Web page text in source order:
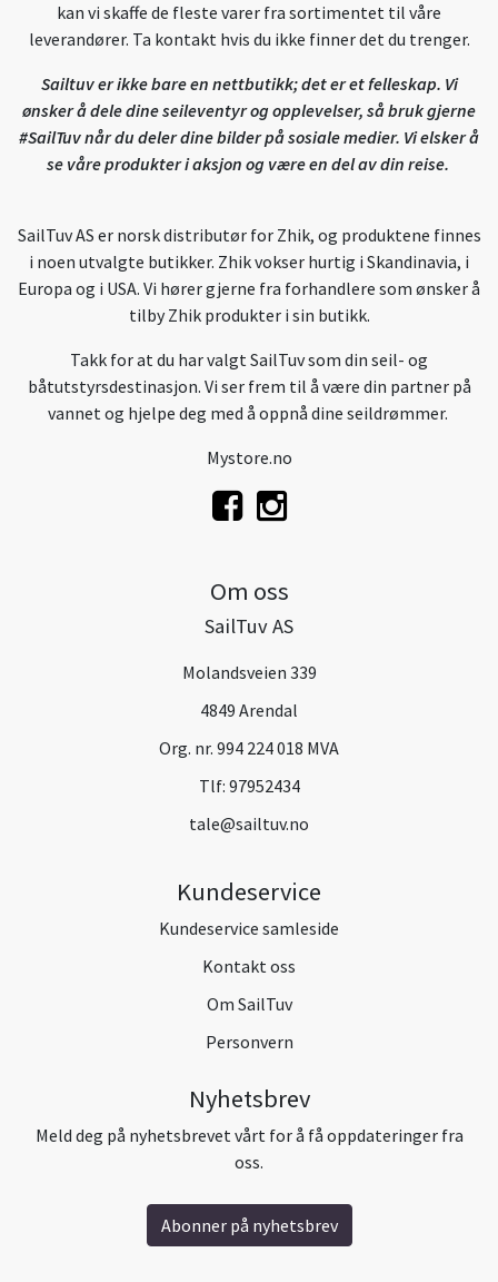
kan vi skaffe de fleste varer fra sortimentet til våre
leverandører. Ta kontakt hvis du ikke finner det du trenger.
Sailtuv er ikke bare en nettbutikk; det er et felleskap. Vi
ønsker å dele dine seileventyr og opplevelser, så bruk gjerne
#SailTuv når du deler dine bilder på sosiale medier. Vi elsker å
se våre produkter i aksjon og være en del av din reise.
SailTuv AS er norsk distributør for Zhik, og produktene finnes
i noen utvalgte butikker. Zhik vokser hurtig i Skandinavia, i
Europa og i USA. Vi hører gjerne fra forhandlere som ønsker å
tilby Zhik produkter i sin butikk.
Takk for at du har valgt SailTuv som din seil- og
båtutstyrsdestinasjon. Vi ser frem til å være din partner på
vannet og hjelpe deg med å oppnå dine seildrømmer.
Mystore.no
Om oss
SailTuv AS
Molandsveien 339
4849 Arendal
Org. nr. 994 224 018 MVA
Tlf: 97952434
tale@sailtuv.no
Kundeservice
Kundeservice samleside
Kontakt oss
Om SailTuv
Personvern
Nyhetsbrev
Meld deg på nyhetsbrevet vårt for å få oppdateringer fra
oss.
Abonner på nyhetsbrev